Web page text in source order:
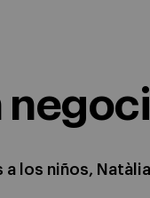
a los niños,